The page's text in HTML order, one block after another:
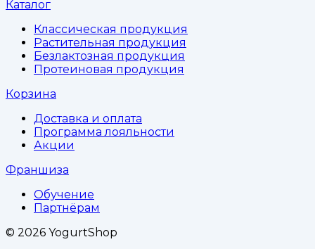
Каталог
Классическая продукция
Растительная продукция
Безлактозная продукция
Протеиновая продукция
Корзина
Доставка и оплата
Программа лояльности
Акции
Франшиза
Обучение
Партнёрам
© 2026 YogurtShop